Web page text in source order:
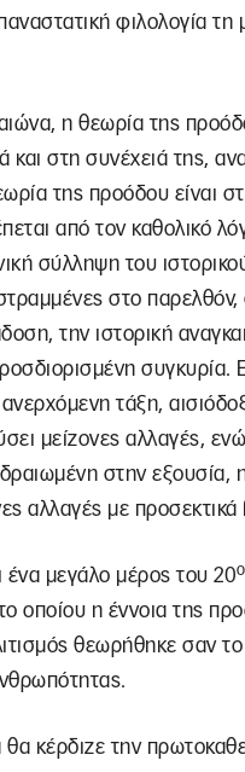
φιλολογία τη
η θεωρία της
και στη συνέχειά της,
της προόδου είναι
από τον καθολικό
σύλληψη του
στο παρελθόν,
την ιστορική
τάξη,
μείζονες αλλαγές,
στην εξουσία, η
αλλαγές με προσεκτικά
ένα μεγάλο μέρος του 20
οποίου η έννοια της
θεωρήθηκε σαν
θα κέρδιζε την